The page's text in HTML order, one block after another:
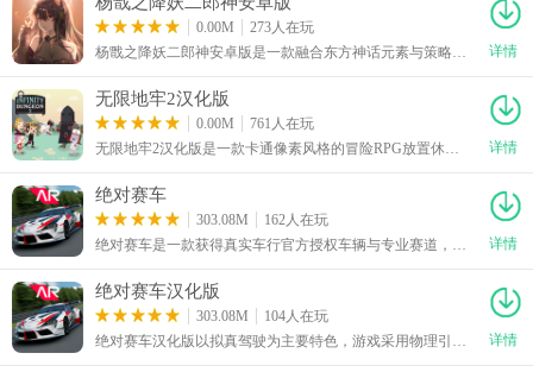
0.00M
273人在玩
杨戬之降妖二郎神安卓版是一款融合东方神话元素与策略玩法的复古像素横版回合制冒险RPG游戏。游戏界面简洁，玩法简单易懂，轻轻松松就能上手。玩家将化身战神二郎神杨戬，通过虚拟摇杆实现流畅操作，亲历斧劈桃山眉山七怪等经典神话战役，主线完整贯穿杨戬的全部成长历程。游戏融合回合制策略战斗、高自由度探索与地牢冒险元素，是一款非常适合闲暇时间玩的游戏。
详情
无限地牢2汉化版
0.00M
761人在玩
无限地牢2汉化版是一款卡通像素风格的冒险RPG放置休闲手游，游戏界面简洁，玩法简单易懂，轻轻松松就能上手。游戏以经典的骑士救公主为故事背景，玩家将化身骑士，为拯救被魔王抓走的公主踏上地牢冒险旅程。玩家既可以开启自动挂机刷怪解放双手，享受轻松养成的畅快体验，也能在关键时刻手动操作扭转战局。玩家可通过合理分配骑士与魔法师的攻击、防御属性点，将两大核心角色打造成闯关主力，是款很有趣的游戏。
详情
绝对赛车
303.08M
162人在玩
绝对赛车是一款获得真实车行官方授权车辆与专业赛道，体验强调真实物理与深度改装的赛车竞速手游。
详情
绝对赛车汉化版
303.08M
104人在玩
绝对赛车汉化版以拟真驾驶为主要特色，游戏采用物理引擎还原车辆行驶状态，并加入真实光影、道路建模、引擎声效以及漂移反馈，让加速、刹车和过弯都更具驾驶质感。绝对赛车汉化版下载安装后，游戏收录多种风格的赛道，玩家需要根据不同道路特点调整驾驶方式，在限定时间内完成目标并争取更高排名。玩家还能进行车辆改装，从外观到性能都能进行调整，通过合理调校，让车辆拥有更强的赛道竞争力。
详情